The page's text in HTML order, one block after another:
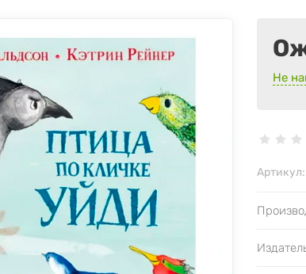
Не
Артикул: